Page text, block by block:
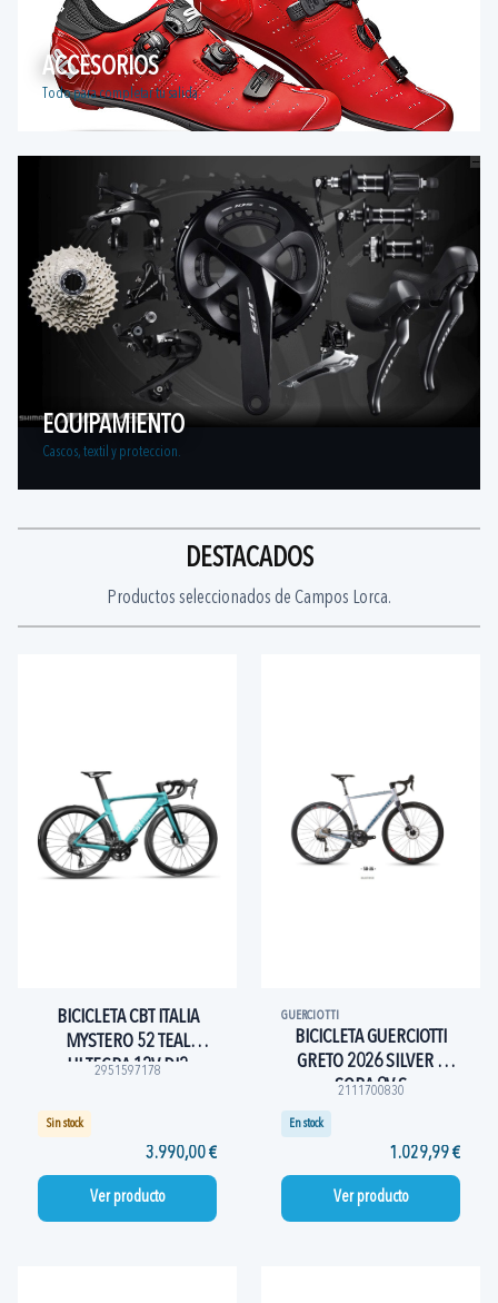
ACCESORIOS
Todo para completar tu salida.
EQUIPAMIENTO
Cascos, textil y proteccion.
DESTACADOS
Productos seleccionados de Campos Lorca.
BICICLETA CBT ITALIA
MYSTERO 52 TEAL
ULTEGRA 12V DI2
2951597178
Sin stock
3.990,00 €
Ver producto
GUERCIOTTI
BICICLETA GUERCIOTTI
GRETO 2026 SILVER S
SORA 9V S
2111700830
En stock
1.029,99 €
Ver producto